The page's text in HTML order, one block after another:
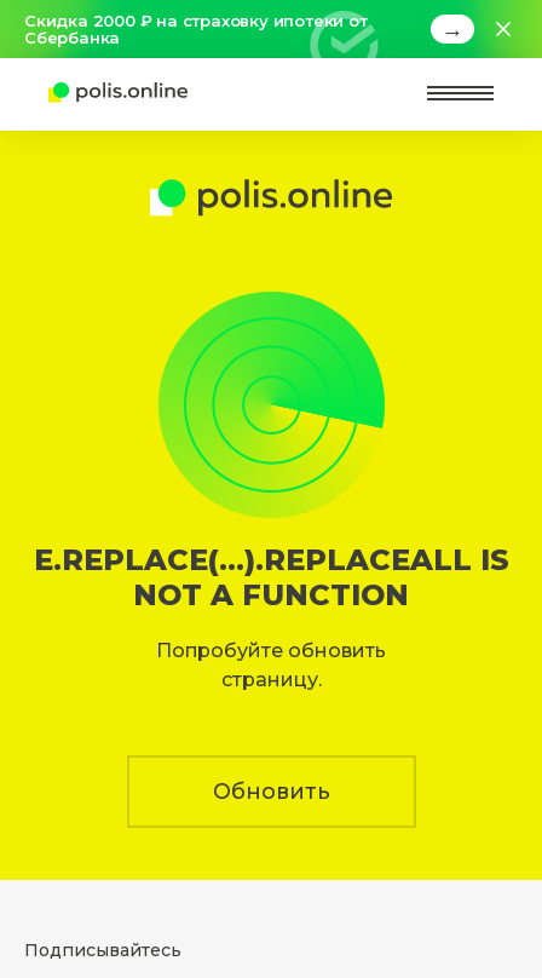
Скидка 2000 ₽ на страховку ипотеки от
Сбербанка
→
E.REPLACE(...).REPLACEALL IS
NOT A FUNCTION
Попробуйте обновить
страницу.
Обновить
Подписывайтесь